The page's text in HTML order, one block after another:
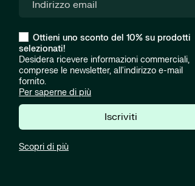
Ottieni uno sconto del 10% su prodotti
selezionati!
Desidera ricevere informazioni commerciali,
comprese le newsletter, all'indirizzo e-mail
fornito.
Per saperne di più
Iscriviti
Scopri di più